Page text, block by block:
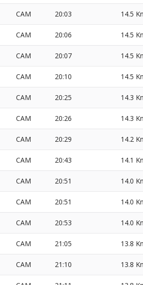
CAM 20:03 14.5
CAM 20:06 14.5
CAM 20:07 14.5
CAM 20:10 14.5
CAM 20:25 14.3
CAM 20:26 14.3
CAM 20:29 14.2
CAM 20:43 14.1
CAM 20:51 14.0
CAM 20:51 14.0
CAM 20:53 14.0
CAM 21:05 13.8
CAM 21:10 13.8